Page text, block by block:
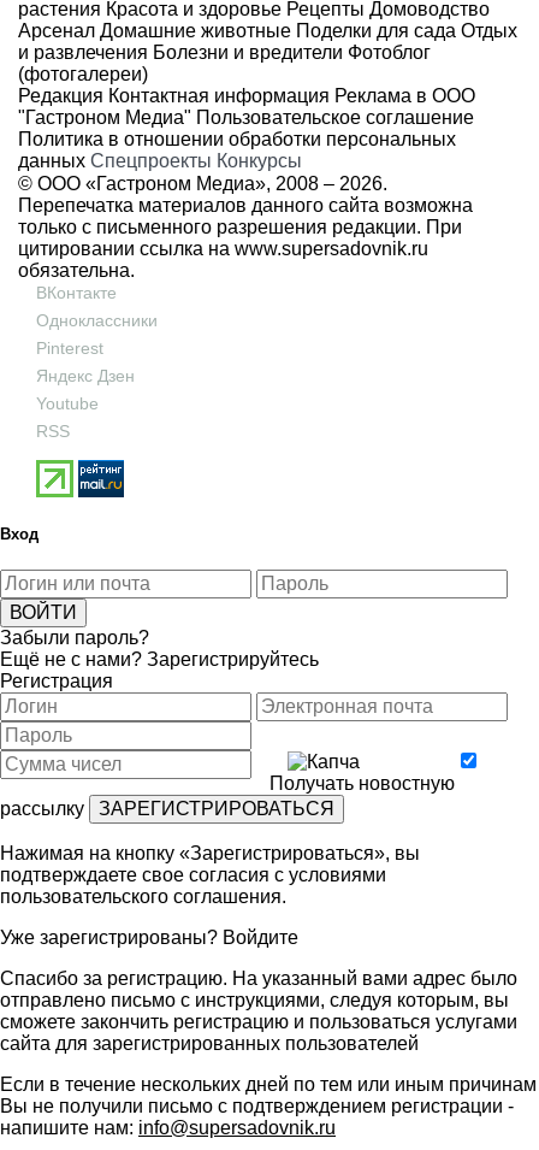
растения Красота и здоровье Рецепты Домоводство
Арсенал Домашние животные Поделки для сада Отдых
и развлечения Болезни и вредители Фотоблог
(фотогалереи)
Редакция Контактная информация Реклама в ООО
"Гастроном Медиа" Пользовательское соглашение
Политика в отношении обработки персональных
данных Спецпроекты Конкурсы
© ООО «Гастроном Медиа», 2008 – 2026.
Перепечатка материалов данного сайта возможна
только с письменного разрешения редакции. При
цитировании ссылка на www.supersadovnik.ru
обязательна.
ВКонтакте
Одноклассники
Pinterest
Яндекс Дзен
Youtube
RSS
Вход
Забыли пароль?
Ещё не с нами? Зарегистрируйтесь
Регистрация
Получать новостную
рассылку
Нажимая на кнопку «Зарегистрироваться», вы
подтверждаете свое согласия с условиями
пользовательского соглашения.
Уже зарегистрированы? Войдите
Спасибо за регистрацию. На указанный вами адрес было
отправлено письмо с инструкциями, следуя которым, вы
сможете закончить регистрацию и пользоваться услугами
сайта для зарегистрированных пользователей
Если в течение нескольких дней по тем или иным причинам
Вы не получили письмо с подтверждением регистрации -
напишите нам: info@supersadovnik.ru